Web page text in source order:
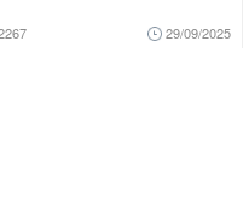
29/09/2025